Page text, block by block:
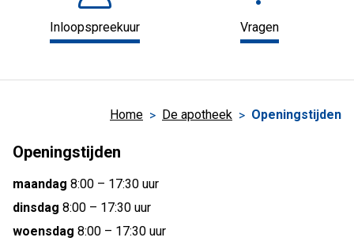
Inloopspreekuur Vragen
Home De apotheek Openingstijden
Openingstijden
maandag 8:00 – 17:30 uur
dinsdag 8:00 – 17:30 uur
woensdag 8:00 – 17:30 uur